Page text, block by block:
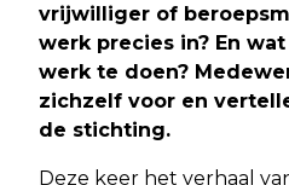
vrijwilliger of
werk precies in? En
werk te doen?
zichzelf voor en
de stichting.
Deze keer het verhaal